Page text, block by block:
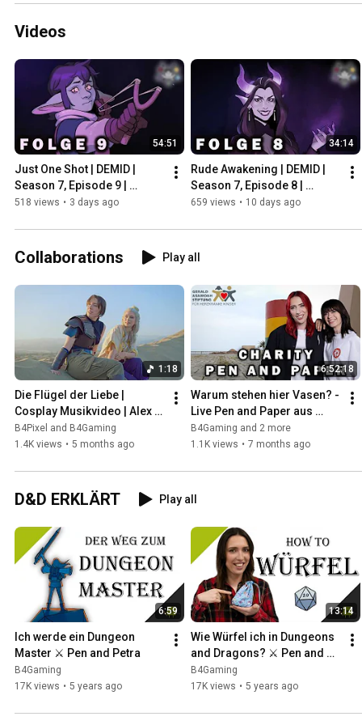
Videos
54:51
Just One Shot | DEMID |
Season 7, Episode 9 |
Dungeons and Dragons
518 views • 3 days ago
34:14
Rude Awakening | DEMID |
Season 7, Episode 8 |
Dungeons and Dragons
659 views • 10 days ago
Collaborations Play all
1:18
Die Flügel der Liebe |
Cosplay Musikvideo | Alex
Warren - Ordinary
B4Pixel and B4Gaming
1.4K views • 5 months ago
6:52:18
Warum stehen hier Vasen? -
Live Pen and Paper aus
Ghana
B4Gaming and 2 more
1.1K views • 7 months ago
D&D ERKLÄRT Play all
6:59
Ich werde ein Dungeon
Master ⚔️ Pen and Petra
B4Gaming
17K views • 5 years ago
13:14
Wie Würfel ich in Dungeons
and Dragons? ⚔️ Pen and
Petra
B4Gaming
17K views • 5 years ago